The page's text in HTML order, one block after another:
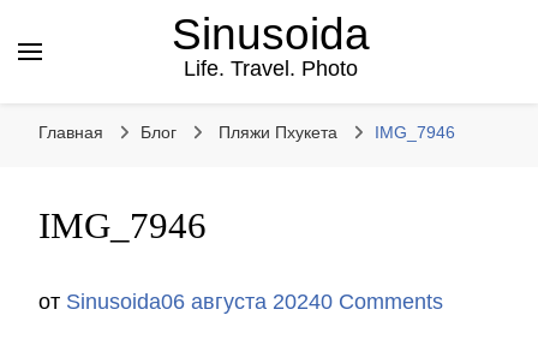
Sinusoida
Life. Travel. Photo
Главная Блог Пляжи Пхукета IMG_7946
IMG_7946
от Sinusoida06 августа 20240 Comments